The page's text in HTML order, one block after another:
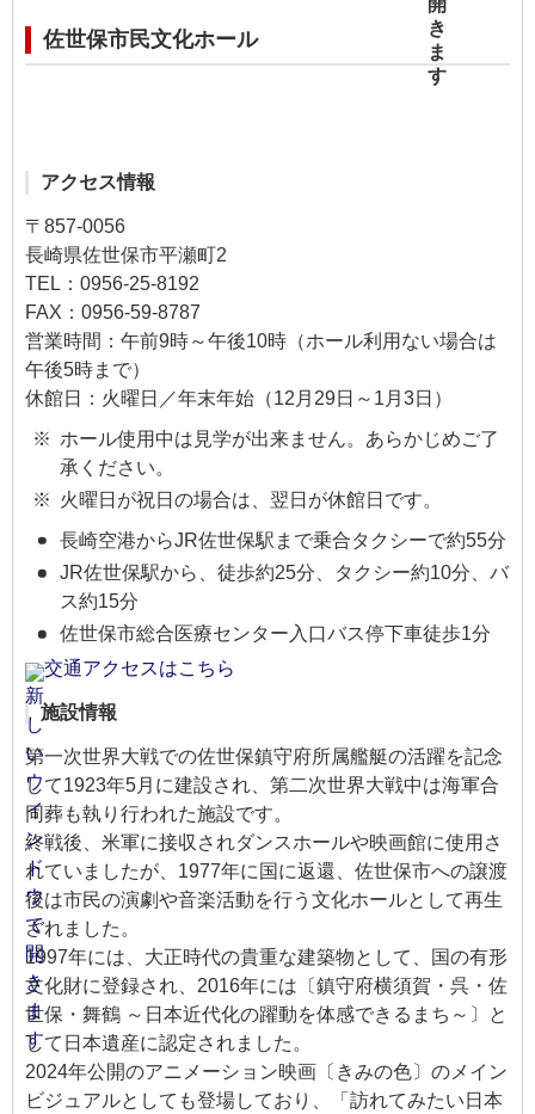
佐世保市民文化ホール
アクセス情報
〒857-0056
長崎県佐世保市平瀬町2
TEL：0956-25-8192
​FAX：0956-59-8787
営業時間：午前9時～午後10時（ホール利用ない場合は
午後5時まで）
休館日：火曜日／年末年始（12月29日～1月3日）
ホール使用中は見学が出来ません。あらかじめご了
承ください。
火曜日が祝日の場合は、翌日が休館日です。
長崎空港からJR佐世保駅まで乗合タクシーで約55分
JR佐世保駅から、徒歩約25分、タクシー約10分、バ
ス約15分
佐世保市総合医療センター入口バス停下車徒歩1分
交通アクセスはこちら
施設情報
第一次世界大戦での佐世保鎮守府所属艦艇の活躍を記念
して1923年5月に建設され、第二次世界大戦中は海軍合
同葬も執り行われた施設です。
終戦後、米軍に接収されダンスホールや映画館に使用さ
れていましたが、1977年に国に返還、佐世保市への譲渡
後は市民の演劇や音楽活動を行う文化ホールとして再生
されました。
1997年には、大正時代の貴重な建築物として、国の有形
文化財に登録され、2016年には〔鎮守府横須賀・呉・佐
世保・舞鶴 ～日本近代化の躍動を体感できるまち～〕と
して日本遺産に認定されました。
2024年公開のアニメーション映画〔きみの色〕のメイン
ビジュアルとしても登場しており、「訪れてみたい日本